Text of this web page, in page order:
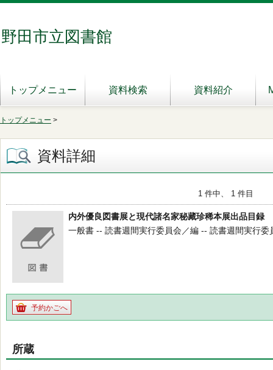
野田市立図書館
トップメニュー 資料検索 資料紹介
トップメニュー >
資料詳細
1 件中、 1 件目
内外優良図書展と現代諸名家秘藏珍稀本展出品目録
一般書 -- 読書週間実行委員会／編 -- 読書週間実行
予約かごへ
所蔵